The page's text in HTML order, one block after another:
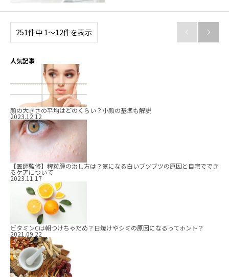
251件中 1〜12件を表示  
人気記事
顔の大きさの平均はどのくらい？小顔の基準も解説
2023.12.12
【医師監修】稗粒腫の治し方は？気になる白いブツブツの原因と自宅ででき
るケアについて
2023.11.17
ビタミンCは朝つけちゃだめ？日焼けやシミの原因になるってホント？
2021.09.22